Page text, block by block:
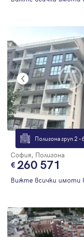
Полигона груп 2 -
София, Полигона
260 571
Вижте всички имоти